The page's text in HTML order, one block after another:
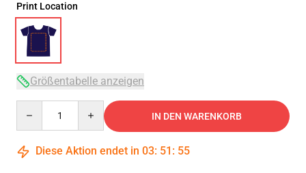
Print Location
Größentabelle anzeigen
IN DEN WARENKORB
Diese Aktion endet in 03: 51 : 54